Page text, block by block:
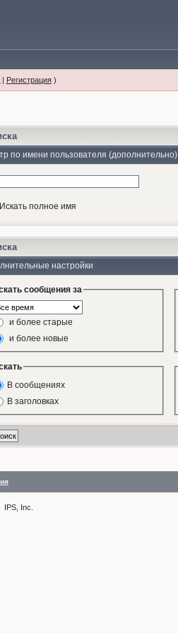
| Регистрация)
по имени пользователя (дополнительно)
Искать полное имя
настройки
сообщения за
и более старые
и более новые
В сообщениях
В заголовках
IPS, Inc